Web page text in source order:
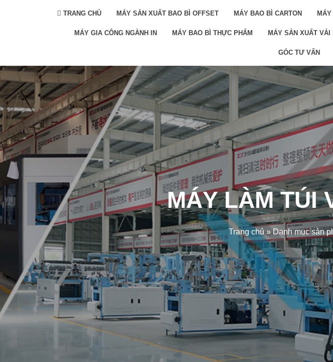
TRANG CHỦ MÁY SẢN XUẤT BAO BÌ OFFSET MÁY BAO BÌ CARTON
MÁY GIA CÔNG NGÀNH IN MÁY BAO BÌ THỰC PHẨM MÁY SẢN XUẤT VẢI
GÓC TƯ VẤN
MÁY LÀM TÚI
Trang chủ »Danh mục sản